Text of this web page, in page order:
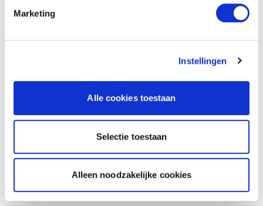
Marketing
Instellingen
Alle cookies toestaan
Selectie toestaan
Alleen noodzakelijke cookies